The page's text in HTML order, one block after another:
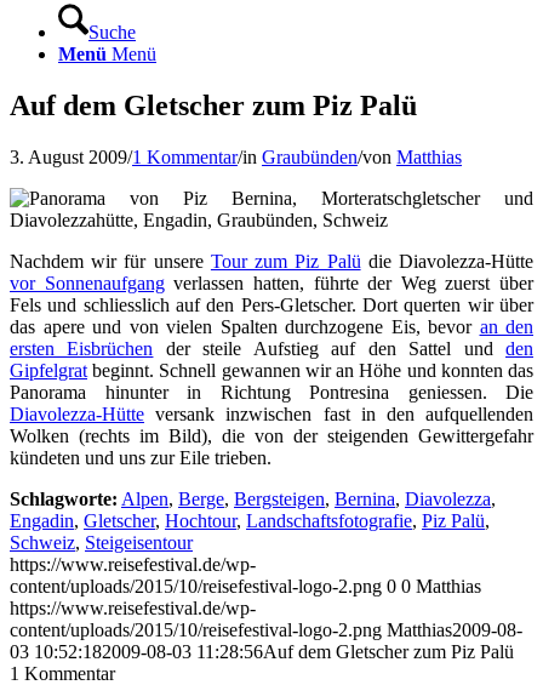
Suche
Menü Menü
Auf dem Gletscher zum Piz Palü
3. August 2009/1 Kommentar/in Graubünden/von Matthias
Nachdem wir für unsere Tour zum Piz Palü die Diavolezza-Hütte
vor Sonnenaufgangverlassen hatten, führte der Weg zuerst über
Fels und schliesslich auf den Pers-Gletscher. Dort querten wir über
das apere und von vielen Spalten durchzogene Eis, bevor an den
ersten Eisbrüchen der steile Aufstieg auf den Sattel undden
Gipfelgrat beginnt. Schnell gewannen wir an Höhe und konnten das
Panorama hinunter in Richtung Pontresina geniessen. Die
Diavolezza-Hütte versank inzwischen fast in den aufquellenden
Wolken (rechts im Bild), die von der steigenden Gewittergefahr
kündeten und uns zur Eile trieben.
Schlagworte: Alpen, Berge, Bergsteigen, Bernina, Diavolezza,
Engadin, Gletscher, Hochtour, Landschaftsfotografie, Piz Palü,
Schweiz, Steigeisentour
https://www.reisefestival.de/wp-
content/uploads/2015/10/reisefestival-logo-2.png 0 0 Matthias
https://www.reisefestival.de/wp-
content/uploads/2015/10/reisefestival-logo-2.png Matthias2009-08-
03 10:52:182009-08-03 11:28:56Auf dem Gletscher zum Piz Palü
1 Kommentar